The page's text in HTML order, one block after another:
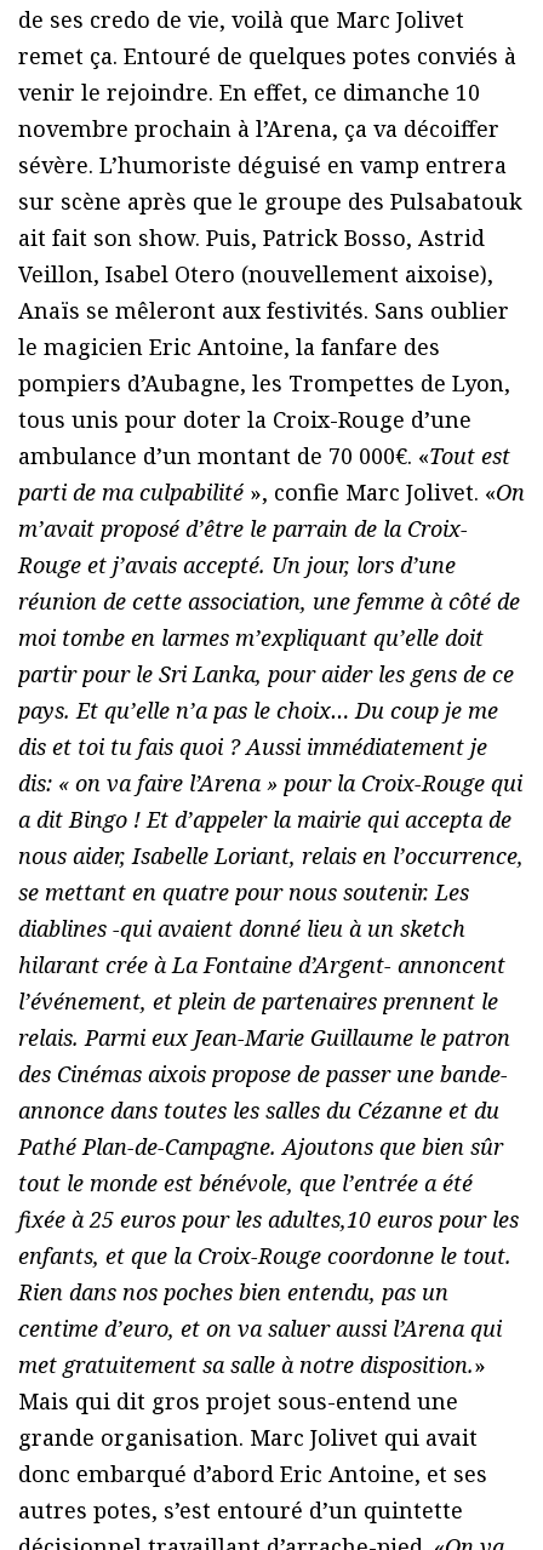
de ses credo de vie, voilà que Marc Jolivet
remet ça. Entouré de quelques potes conviés à
venir le rejoindre. En effet, ce dimanche 10
novembre prochain à l’Arena, ça va décoiffer
sévère. L’humoriste déguisé en vamp entrera
sur scène après que le groupe des Pulsabatouk
ait fait son show. Puis, Patrick Bosso, Astrid
Veillon, Isabel Otero (nouvellement aixoise),
Anaïs se mêleront aux festivités. Sans oublier
le magicien Eric Antoine, la fanfare des
pompiers d’Aubagne, les Trompettes de Lyon,
tous unis pour doter la Croix-Rouge d’une
ambulance d’un montant de 70 000€. «Tout est
parti de ma culpabilité », confie Marc Jolivet. «On
m’avait proposé d’être le parrain de la Croix-
Rouge et j’avais accepté. Un jour, lors d’une
réunion de cette association, une femme à côté de
moi tombe en larmes m’expliquant qu’elle doit
partir pour le Sri Lanka, pour aider les gens de ce
pays. Et qu’elle n’a pas le choix… Du coup je me
dis et toi tu fais quoi ? Aussi immédiatement je
dis: « on va faire l’Arena » pour la Croix-Rouge qui
a dit Bingo ! Et d’appeler la mairie qui accepta de
nous aider, Isabelle Loriant, relais en l’occurrence,
se mettant en quatre pour nous soutenir. Les
diablines -qui avaient donné lieu à un sketch
hilarant crée à La Fontaine d’Argent- annoncent
l’événement, et plein de partenaires prennent le
relais. Parmi eux Jean-Marie Guillaume le patron
des Cinémas aixois propose de passer une bande-
annonce dans toutes les salles du Cézanne et du
Pathé Plan-de-Campagne. Ajoutons que bien sûr
tout le monde est bénévole, que l’entrée a été
fixée à 25 euros pour les adultes,10 euros pour les
enfants, et que la Croix-Rouge coordonne le tout.
Rien dans nos poches bien entendu, pas un
centime d’euro, et on va saluer aussi l’Arena qui
met gratuitement sa salle à notre disposition.»
Mais qui dit gros projet sous-entend une
grande organisation. Marc Jolivet qui avait
donc embarqué d’abord Eric Antoine, et ses
autres potes, s’est entouré d’un quintette